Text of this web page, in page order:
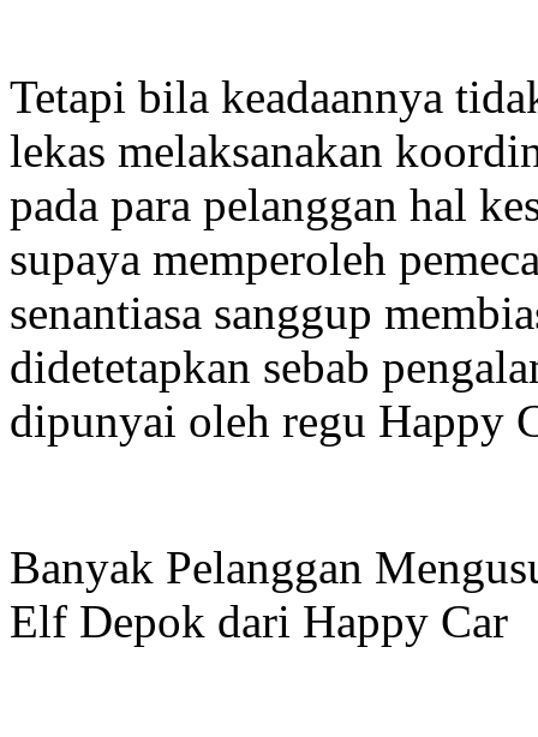
Tetapi bila keadaannya
lekas melaksanakan
pada para pelanggan hal
supaya memperoleh
senantiasa sanggup
didetetapkan sebab
dipunyai oleh regu Happy
Banyak Pelanggan
Elf Depok dari Happy Car